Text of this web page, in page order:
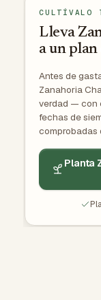
CULTÍVALO
Lleva
a un
Antes de
Zanahoria
verdad — con
fechas de
comprobadas
Planta